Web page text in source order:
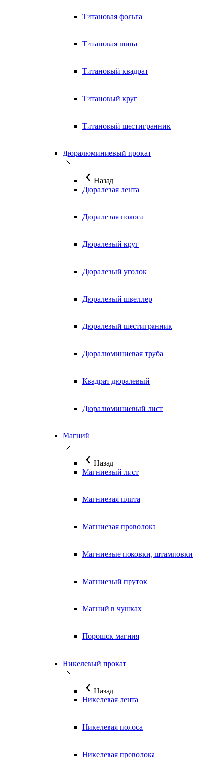
Титановая фольга
Титановая шина
Титановый квадрат
Титановый круг
Титановый шестигранник
Дюралюминиевый прокат
Назад
Дюралевая лента
Дюралевая полоса
Дюралевый круг
Дюралевый уголок
Дюралевый швеллер
Дюралевый шестигранник
Дюралюминиевая труба
Квадрат дюралевый
Дюралюминиевый лист
Магний
Назад
Магниевый лист
Магниевая плита
Магниевая проволока
Магниевые поковки, штамповки
Магниевый пруток
Магний в чушках
Порошок магния
Никелевый прокат
Назад
Никелевая лента
Никелевая полоса
Никелевая проволока